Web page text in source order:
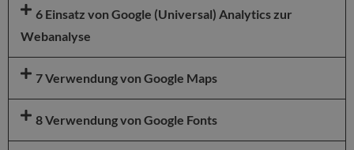
6 Einsatz von Google (Universal) Analytics zur
Webanalyse
7 Verwendung von Google Maps
8 Verwendung von Google Fonts